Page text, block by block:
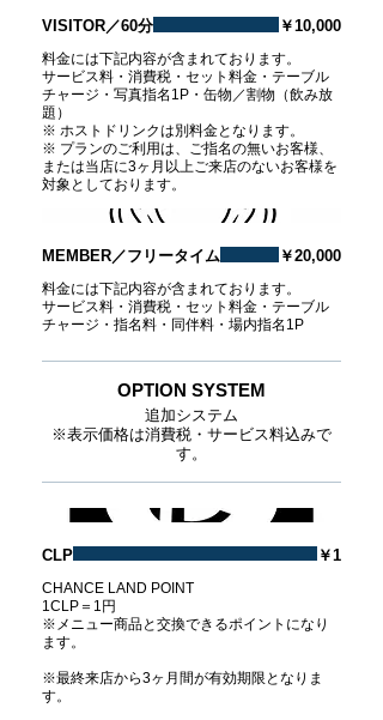
VISITOR／60分
料金には下記内容が含まれております。
サービス料・消費税・セット料金・テーブル
チャージ・写真指名1P・缶物／割物（飲み放
題）
※ ホストドリンクは別料金となります。
※ プランのご利用は、ご指名の無いお客様、
または当店に3ヶ月以上ご来店のないお客様を
対象としております。
￥10,000
MEMBER／フリータイム
料金には下記内容が含まれております。
サービス料・消費税・セット料金・テーブル
チャージ・指名料・同伴料・場内指名1P
￥20,000
OPTION SYSTEM
追加システム
※表示価格は消費税・サービス料込みで
す。
CLP
CHANCE LAND POINT
1CLP＝1円
※メニュー商品と交換できるポイントになり
ます。
※最終来店から3ヶ月間が有効期限となりま
す。
￥1